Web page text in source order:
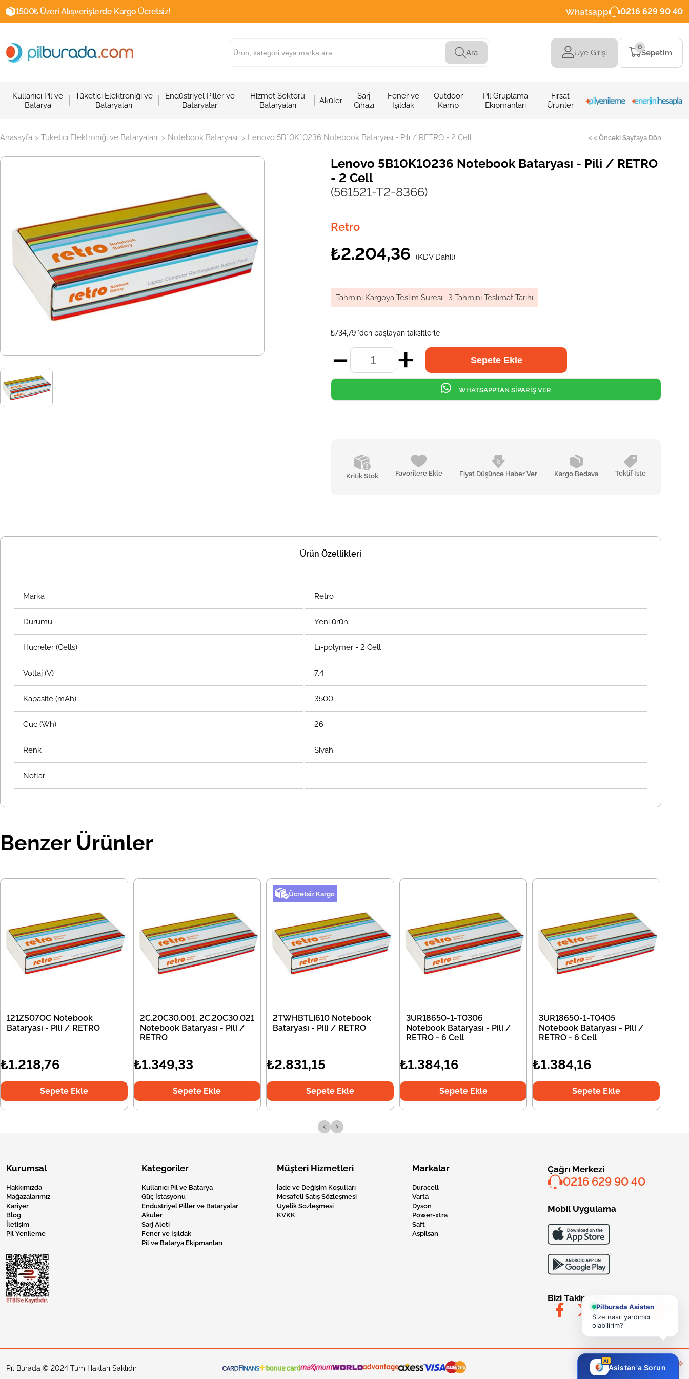
1500₺ Üzeri Alışverişlerde Kargo Ücretsiz! Whatsapp 0216 629 90 40
Ara Üye Girişi Sepetim
0
Kullanıcı Pil ve
Batarya
Tüketici Elektroniği ve
Bataryaları
Endüstriyel Piller ve
Bataryalar
Hizmet Sektörü
Bataryaları
Aküler
Şarj
Cihazı
Fener ve
Işıldak
Outdoor
Kamp
Pil Gruplama
Ekipmanları
Fırsat
Ürünler
Anasayfa > Tüketici Elektroniği ve Bataryaları > Notebook Bataryası > Lenovo 5B10K10236 Notebook Bataryası - Pili / RETRO - 2 Cell < < Önceki Sayfaya Dön
Lenovo 5B10K10236 Notebook Bataryası - Pili / RETRO
- 2 Cell
(561521-T2-8366)
Retro
₺2.204,36 (KDV Dahil)
Tahmini Kargoya Teslim Süresi : 3 Tahmini Teslimat Tarihi
₺734,79 'den başlayan taksitlerle
Kritik Stok Favorilere Ekle Fiyat Düşünce Haber Ver Kargo Bedava Teklif İste
WHATSAPPTAN SİPARİŞ VER
Ürün Özellikleri
Marka Retro
Durumu Yeni ürün
Hücreler (Cells) Li-polymer - 2 Cell
Voltaj (V) 7.4
Kapasite (mAh) 3500
Güç (Wh) 26
Renk Siyah
Notlar
Benzer Ürünler
121ZS07OC Notebook
Bataryası - Pili / RETRO
₺1.218,76
Sepete Ekle
2C.20C30.001, 2C.20C30.021
Notebook Bataryası - Pili /
RETRO
₺1.349,33
Sepete Ekle
Ücretsiz Kargo
2TWHBTLI610 Notebook
Bataryası - Pili / RETRO
₺2.831,15
Sepete Ekle
3UR18650-1-T0306
Notebook Bataryası - Pili /
RETRO - 6 Cell
₺1.384,16
Sepete Ekle
3UR18650-1-T0405
Notebook Bataryası - Pili /
RETRO - 6 Cell
₺1.384,16
Sepete Ekle
‹ ›
Kurumsal
Hakkımızda
Mağazalarımız
Kariyer
Blog
İletişim
Pil Yenileme
Kategoriler
Kullanıcı Pil ve Batarya
Güç İstasyonu
Endüstriyel Piller ve Bataryalar
Aküler
Sarj Aleti
Fener ve Işıldak
Pil ve Batarya Ekipmanları
Müşteri Hizmetleri
İade ve Değişim Koşulları
Mesafeli Satış Sözleşmesi
Üyelik Sözleşmesi
KVKK
Markalar
Duracell
Varta
Dyson
Power-xtra
Saft
Aspilsan
Çağrı Merkezi
0216 629 90 40
Mobil Uygulama
Bizi Takip Edin
Pil Burada © 2024 Tüm Hakları Saklıdır.
Pilburada Asistan
Size nasıl yardımcı
olabilirim?
AI
Asistan'a Sorun